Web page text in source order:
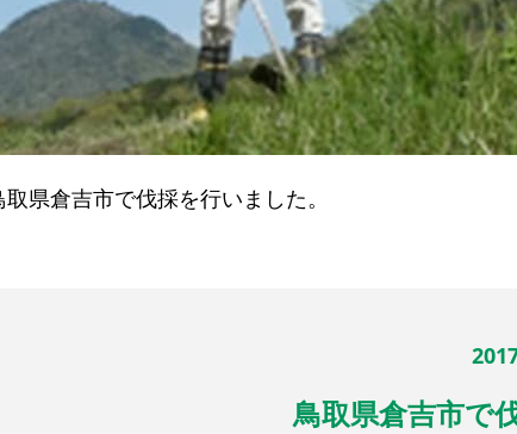
取県倉吉市で伐採を行いました。
鳥取県倉吉市で